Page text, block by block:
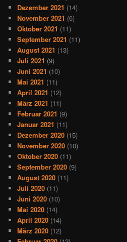
Dezember 2021 (14)
November 2021 (6)
Oktober 2021 (11)
September 2021 (11)
August 2021 (13)
Juli 2021 (9)
Juni 2021 (10)
Mai 2021 (11)
April 2021 (12)
März 2021 (11)
Februar 2021 (9)
Januar 2021 (11)
Dezember 2020 (15)
November 2020 (10)
Oktober 2020 (11)
September 2020 (9)
August 2020 (11)
Juli 2020 (11)
Juni 2020 (10)
Mai 2020 (14)
April 2020 (14)
März 2020 (12)